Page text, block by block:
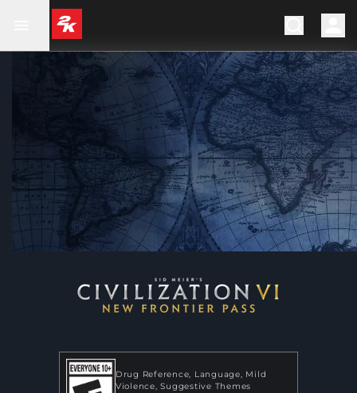
Drug Reference Language
Mild
Violence Suggestive Themes